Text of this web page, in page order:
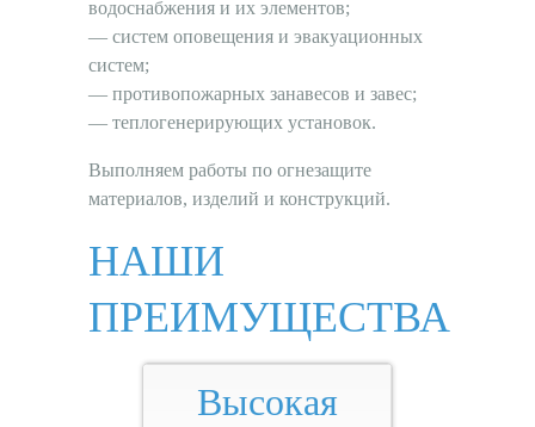
водоснабжения и их элементов;
— систем оповещения и эвакуационных
систем;
— противопожарных занавесов и завес;
— теплогенерирующих установок.
Выполняем работы по огнезащите
материалов, изделий и конструкций.
НАШИ
ПРЕИМУЩЕСТВА
Высокая